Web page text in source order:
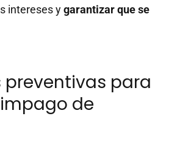
intereses ygarantizar que se
preventivas para
de